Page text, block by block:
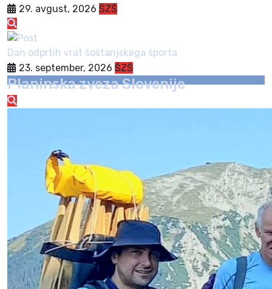
29. avgust, 2026 ŠZŠ
Dan odprtih vrat šoštanjskega športa
23. september, 2026 ŠZŠ
Planinska zveza Slovenije